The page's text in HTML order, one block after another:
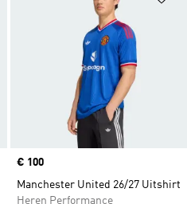
Price
€ 100
Manchester United 26/27 Uitshirt
Heren Performance